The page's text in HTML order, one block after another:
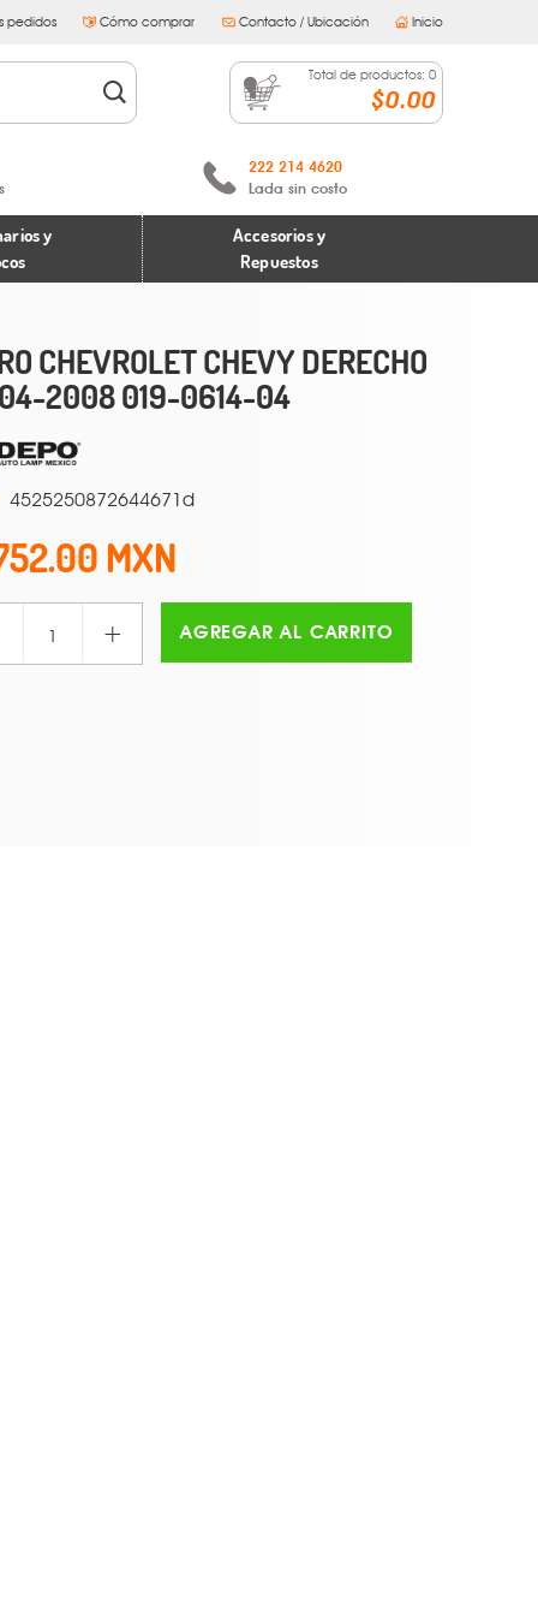
pedidos Cómo comprar Contacto / Ubicación Inicio
Total de productos: 0
$0.00
222 214 4620
Lada sin costo
y
Accesorios y
Repuestos
CHEVROLET CHEVY DERECHO
2008 019-0614-04
4525250872644671d
+ AGREGAR AL CARRITO